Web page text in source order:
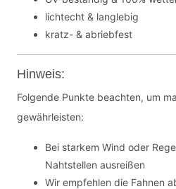
lichtecht & langlebig
kratz- & abriebfest
Hinweis:
Folgende Punkte beachten, um
gewährleisten:
Bei starkem Wind oder
Nahtstellen ausreißen
Wir empfehlen die Fahnen